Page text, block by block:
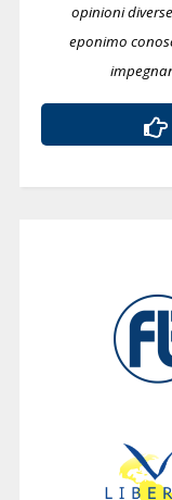
opinioni
eponimo